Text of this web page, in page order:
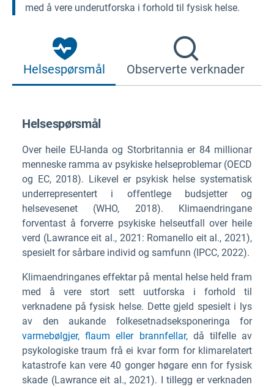
med å vere underutforska i forhold til fysisk helse.
Helsespørsmål Observerte verknader
Helsespørsmål
Over heile EU-landa og Storbritannia er 84 millionar
menneske ramma av psykiske helseproblemar (OECD
og EC, 2018). Likevel er psykisk helse systematisk
underrepresentert i offentlege budsjetter og
helsevesenet (WHO, 2018). Klimaendringane
forventast å forverre psykiske helseutfall over heile
verd (Lawrance eit al., 2021: Romanello eit al., 2021),
spesielt for sårbare individ og samfunn (IPCC, 2022).
Klimaendringanes effektar på mental helse held fram
med å vere stort sett uutforska i forhold til
verknadene på fysisk helse. Dette gjeld spesielt i lys
av den aukande folkesetnadseksponeringa for
varmebølgjer, flaum eller brannfellar,då tilfelle av
psykologiske traum frå ei kvar form for klimarelatert
katastrofe kan vere 40 gonger høgare enn for fysisk
skade (Lawrance eit al., 2021). I tillegg er verknaden